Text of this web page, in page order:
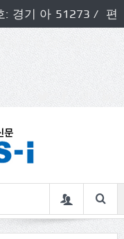
: 경기 아 51273 / 편
자 및 청소년보호호